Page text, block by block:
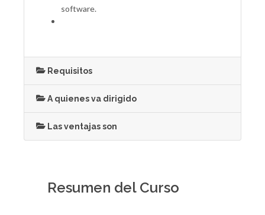
software.
Requisitos
A quienes va dirigido
Las ventajas son
Resumen del Curso